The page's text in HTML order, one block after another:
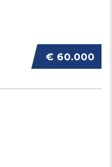
€ 60.000